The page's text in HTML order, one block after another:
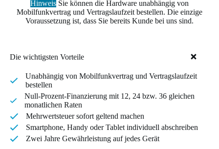
Hinweis Sie können die Hardware unabhängig von
Mobilfunkvertrag und Vertragslaufzeit bestellen. Die einzige
Voraussetzung ist, dass Sie bereits Kunde bei uns sind.
Die wichtigsten Vorteile
Unabhängig von Mobilfunkvertrag und Vertragslaufzeit
bestellen
Null-Prozent-Finanzierung mit 12, 24 bzw. 36 gleichen
monatlichen Raten
Mehrwertsteuer sofort geltend machen
Smartphone, Handy oder Tablet individuell abschreiben
Zwei Jahre Gewährleistung auf jedes Gerät